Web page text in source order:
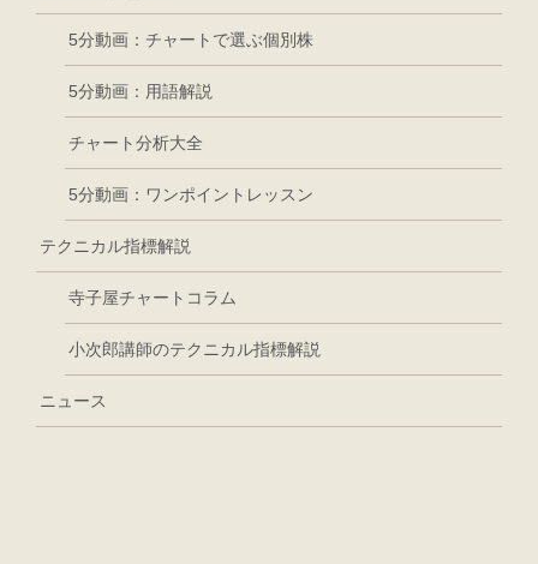
5分動画：チャートで選ぶ個別株
5分動画：用語解説
チャート分析大全
5分動画：ワンポイントレッスン
テクニカル指標解説
寺子屋チャートコラム
小次郎講師のテクニカル指標解説
ニュース